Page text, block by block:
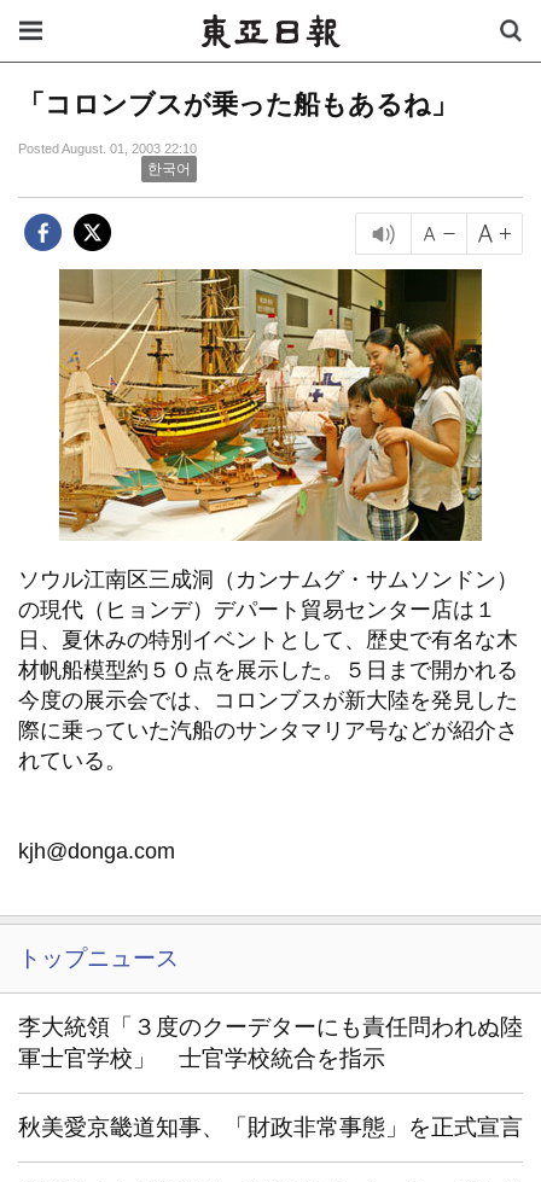
「コロンブスが乗った船もあるね」
Posted August. 01, 2003 22:10
한국어
ソウル江南区三成洞（カンナムグ・サムソンドン）
の現代（ヒョンデ）デパート貿易センター店は１
日、夏休みの特別イベントとして、歴史で有名な木
材帆船模型約５０点を展示した。５日まで開かれる
今度の展示会では、コロンブスが新大陸を発見した
際に乗っていた汽船のサンタマリア号などが紹介さ
れている。
kjh@donga.com
トップニュース
李大統領「３度のクーデターにも責任問われぬ陸
軍士官学校」 士官学校統合を指示
秋美愛京畿道知事、「財政非常事態」を正式宣言